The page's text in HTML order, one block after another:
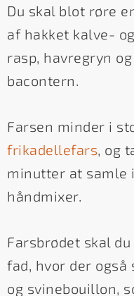
Du skal blot røre
af hakket kalve-
rasp, havregryn
bacontern.
Farsen minder i
frikadellefars, og
minutter at samle
håndmixer.
Farsbrødet skal
fad, hvor der
og svinebouillon,